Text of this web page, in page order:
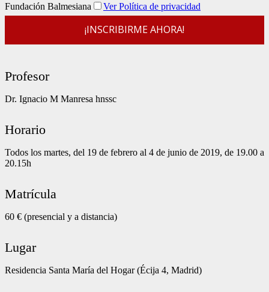
Fundación Balmesiana
Ver Política de privacidad
Profesor
Dr. Ignacio M Manresa hnssc
Horario
Todos los martes, del 19 de febrero al 4 de junio de 2019, de 19.00 a
20.15h
Matrícula
60 € (presencial y a distancia)
Lugar
Residencia Santa María del Hogar (Écija 4, Madrid)